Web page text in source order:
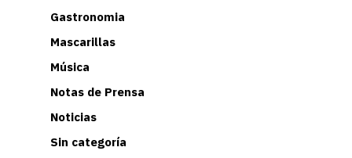
Gastronomia
Mascarillas
Música
Notas de Prensa
Noticias
Sin categoría